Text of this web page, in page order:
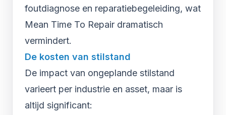
foutdiagnose en reparatiebegeleiding, wat
Mean Time To Repair dramatisch
vermindert.
De kosten van stilstand
De impact van ongeplande stilstand
varieert per industrie en asset, maar is
altijd significant: